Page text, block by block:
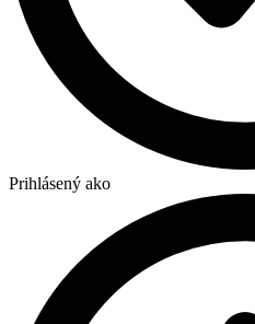
Prihlásený ako